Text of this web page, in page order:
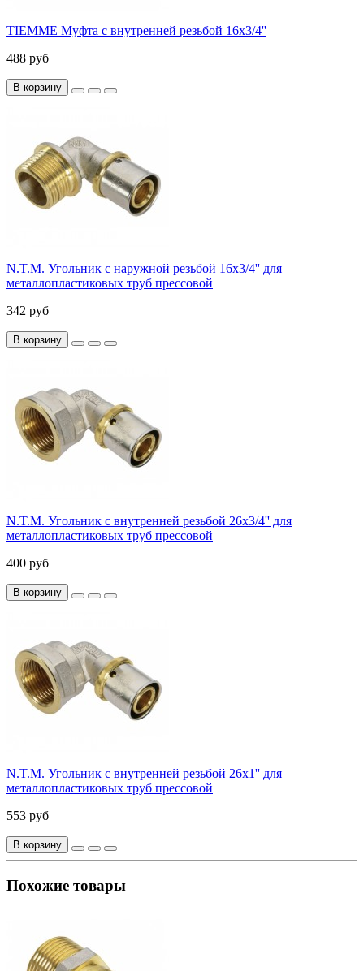
TIEMME Муфта с внутренней резьбой 16x3/4''
488 руб
В корзину
N.T.M. Угольник с наружной резьбой 16x3/4'' для
металлопластиковых труб прессовой
342 руб
В корзину
N.T.M. Угольник с внутренней резьбой 26x3/4'' для
металлопластиковых труб прессовой
400 руб
В корзину
N.T.M. Угольник с внутренней резьбой 26x1'' для
металлопластиковых труб прессовой
553 руб
В корзину
Похожие товары